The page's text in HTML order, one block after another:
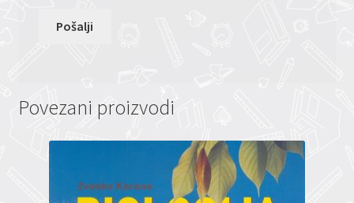
Povezani proizvodi